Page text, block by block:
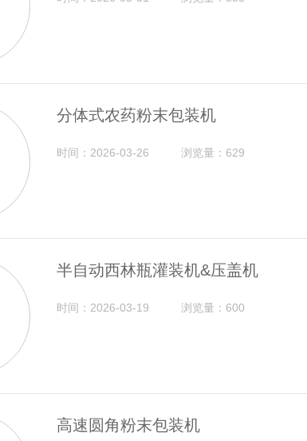
分体式农药粉末包装机
时间：2026-03-26 浏览量：629
半自动西林瓶灌装机&压盖机
时间：2026-03-19 浏览量：600
高速圆角粉末包装机